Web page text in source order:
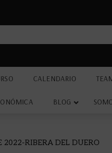
CALENDARIO
BLOG
2022-RIBERA DEL DUERO